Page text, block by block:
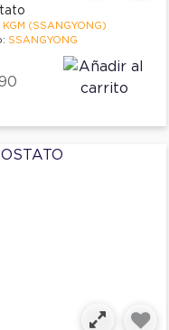
KGM (SSANGYONG)
SSANGYONG